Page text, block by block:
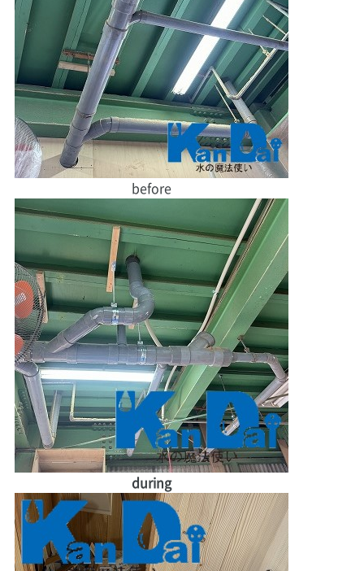
before
during